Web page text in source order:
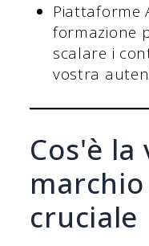
Piattaforme
formazione
scalare i
vostra
Cos'è la
cruciale